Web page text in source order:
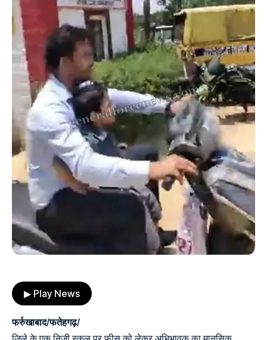
▶ Play News
फर्रुखाबाद/फतेहगढ़/